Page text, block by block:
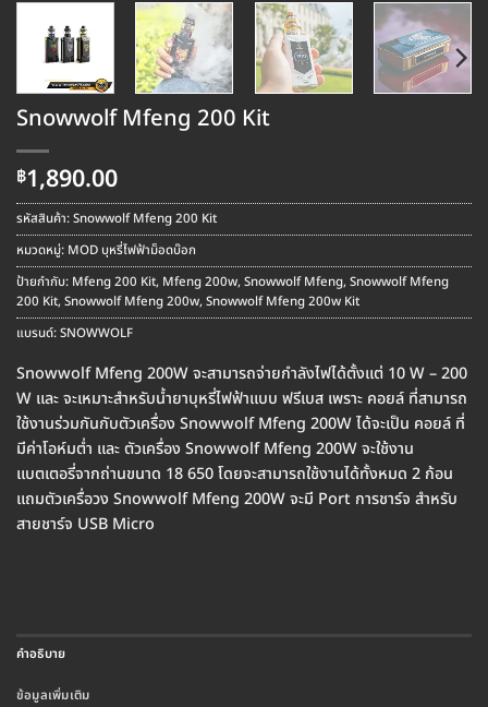
Snowwolf Mfeng 200 Kit
฿1,890.00
รหัสสินค้า:Snowwolf Mfeng 200 Kit
หมวดหมู่: MOD บุหรี่ไฟฟ้าม็อดบ๊อก
ป้ายกำกับ: Mfeng 200 Kit, Mfeng 200w, Snowwolf Mfeng, Snowwolf Mfeng
200 Kit, Snowwolf Mfeng 200w, Snowwolf Mfeng 200w Kit
แบรนด์:SNOWWOLF
Snowwolf Mfeng 200W จะสามารถจ่ายกำลังไฟได้ตั้งแต่ 10 W – 200
W และ จะเหมาะสำหรับน้ำยาบุหรี่ไฟฟ้าแบบ ฟรีเบส เพราะ คอยล์ ที่สามารถ
ใช้งานร่วมกันกับตัวเครื่อง Snowwolf Mfeng 200W ได้จะเป็น คอยล์ ที่
มีค่าโอห์มต่ำ และ ตัวเครื่อง Snowwolf Mfeng 200W จะใช้งาน
แบตเตอรี่จากถ่านขนาด 18 650 โดยจะสามารถใช้งานได้ทั้งหมด 2 ก้อน
แถมตัวเครื่อวง Snowwolf Mfeng 200W จะมี Port การชาร์จ สำหรับ
สายชาร์จ USB Micro
คำอธิบาย
ข้อมูลเพิ่มเติม